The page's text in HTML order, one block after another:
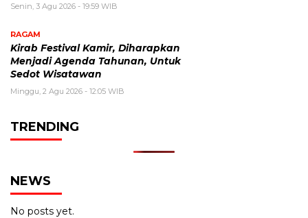
Senin, 3 Agu 2026 - 19:59 WIB
RAGAM
Kirab Festival Kamir, Diharapkan
Menjadi Agenda Tahunan, Untuk
Sedot Wisatawan
Minggu, 2 Agu 2026 - 12:05 WIB
TRENDING
NEWS
No posts yet.